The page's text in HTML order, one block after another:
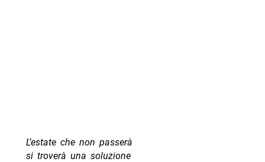
L’estate che non passerà
si troverà una soluzione